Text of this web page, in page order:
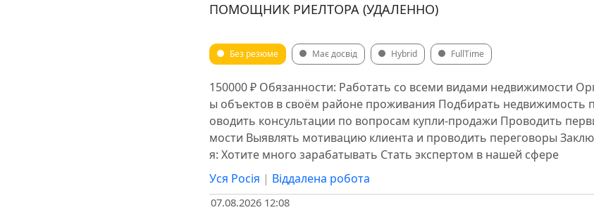
ПОМОЩНИК РИЕЛТОРА (УДАЛЕННО)
Без резюме Має досвід Hybrid FullTime
150000 ₽ Обязанности: Работать со всеми видами недвижимости
ы объектов в своём районе проживания Подбирать недвижимость
оводить консультации по вопросам купли-продажи Проводить
мости Выявлять мотивацию клиента и проводить переговоры
я: Хотите много зарабатывать Стать экспертом в нашей сфере
Уся Росія | Віддалена робота
07.08.2026 12:08